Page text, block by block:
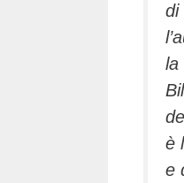
di
la
è
e